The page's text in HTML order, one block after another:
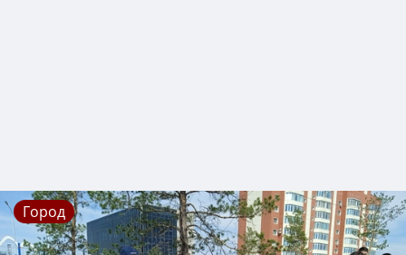
Город